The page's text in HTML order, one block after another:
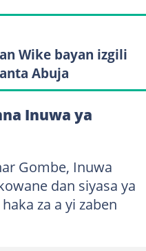
Wike bayan izgili
Abuja
Inuwa ya
Gombe, Inuwa
dan siyasa ya
za a yi zaben